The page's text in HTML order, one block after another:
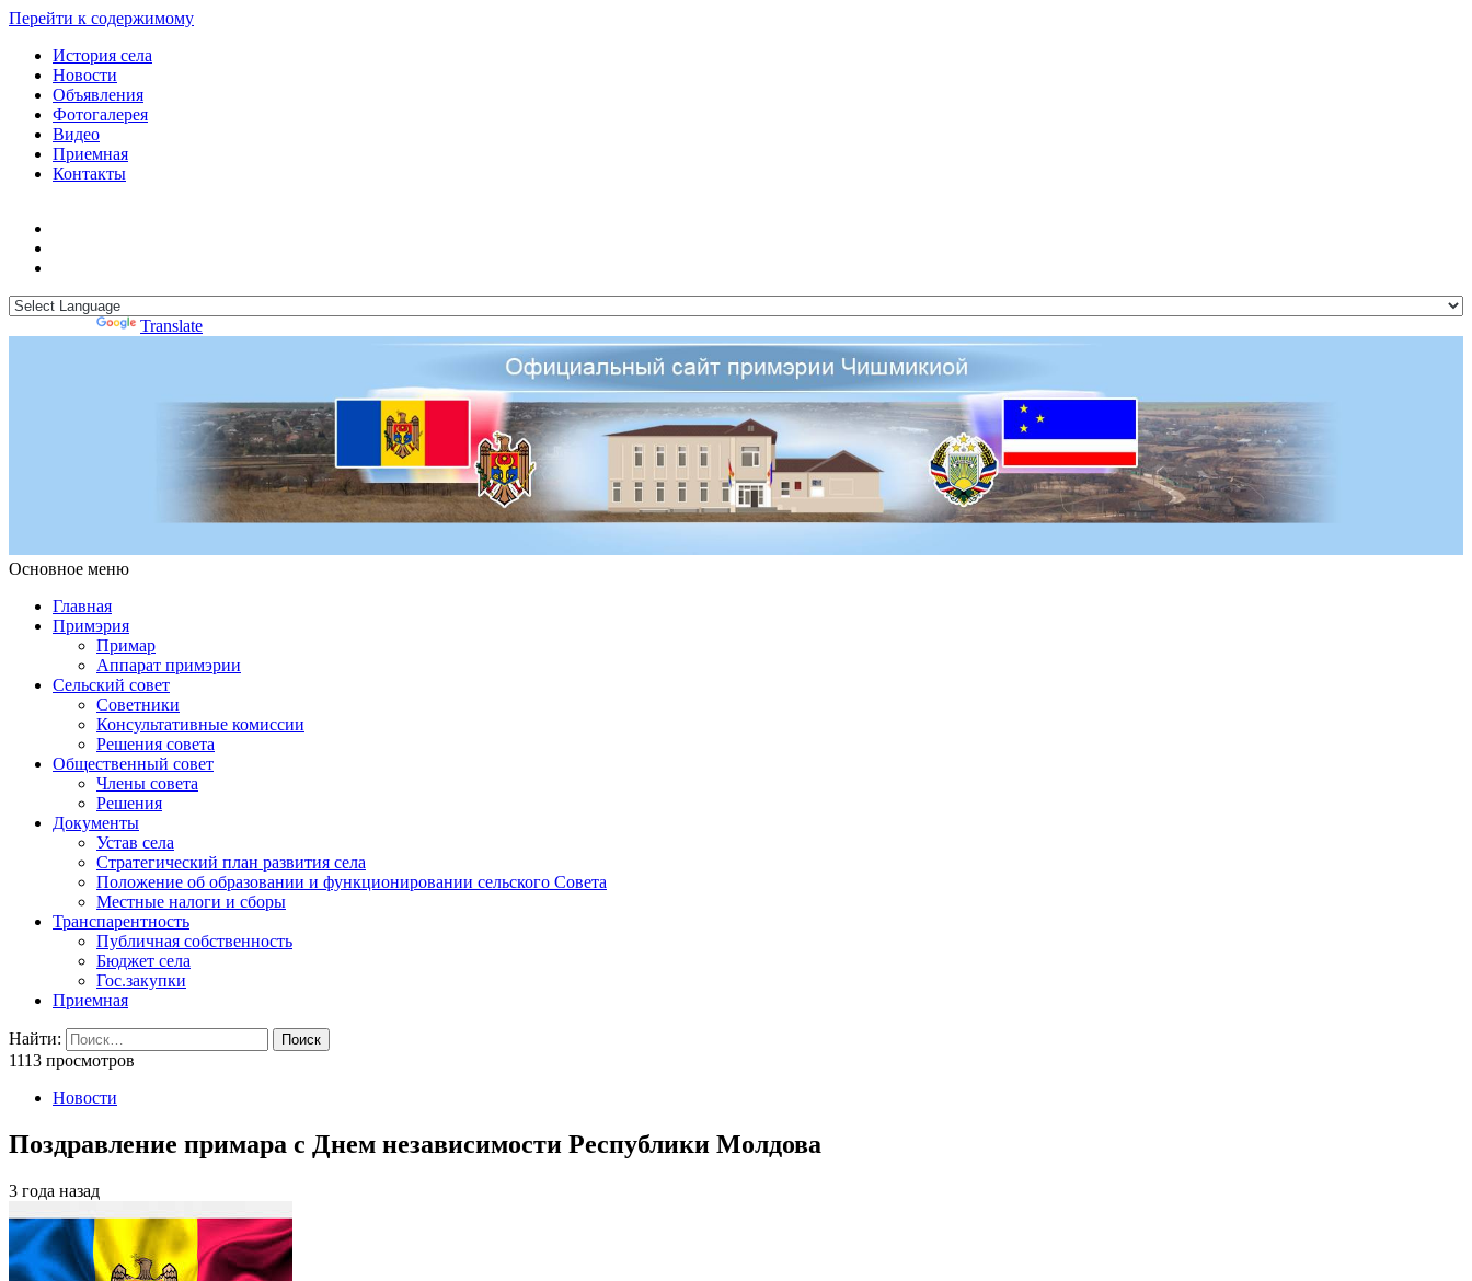
Перейти к содержимому
История села
Новости
Объявления
Фотогалерея
Видео
Приемная
Контакты
Translate
Основное меню
Примэрия Чишмикиой
Главная
Примэрия
Примар
Аппарат примэрии
Сельский совет
Советники
Консультативные комиссии
Решения совета
Общественный совет
Члены совета
Решения
Документы
Устав села
Стратегический план развития села
Положение об образовании и функционировании сельского Совета
Местные налоги и сборы
Транспарентность
Публичная собственность
Бюджет села
Гос.закупки
Приемная
Найти:
1113 просмотров
Новости
Поздравление примара с Днем независимости Республики Молдова
3 года назад